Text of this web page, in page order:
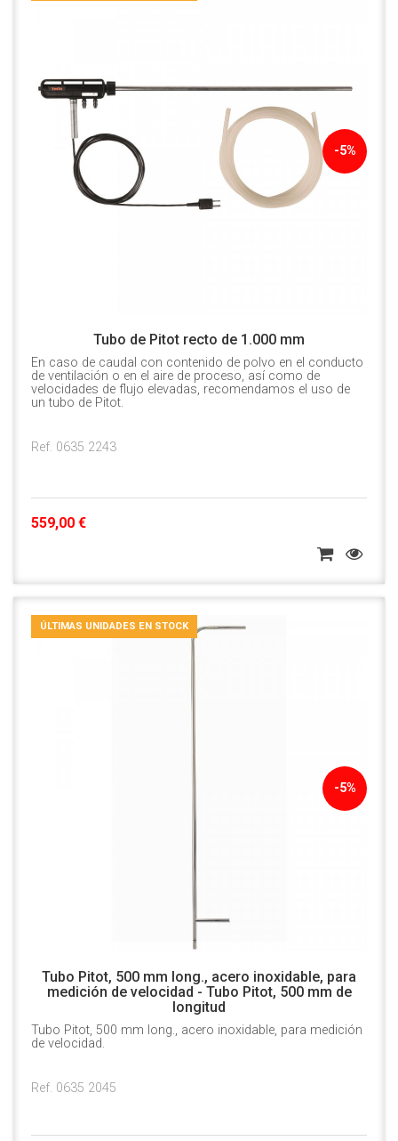
-5%
Tubo de Pitot recto de 1.000 mm
En caso de caudal con contenido de polvo en el conducto
de ventilación o en el aire de proceso, así como de
velocidades de flujo elevadas, recomendamos el uso de
un tubo de Pitot.
Ref. 0635 2243
559,00 €
-5%
ÚLTIMAS UNIDADES EN STOCK
Tubo Pitot, 500 mm long., acero inoxidable, para
medición de velocidad - Tubo Pitot, 500 mm de
longitud
Tubo Pitot, 500 mm long., acero inoxidable, para medición
de velocidad.
Ref. 0635 2045